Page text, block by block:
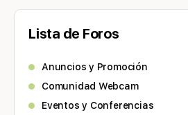
Lista de Foros
Anuncios y Promoción
Comunidad Webcam
Eventos y Conferencias